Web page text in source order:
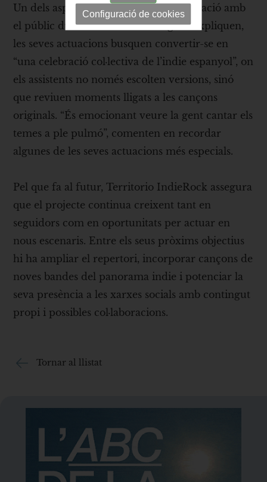
Un dels aspectes més destacats és la relació amb
el públic durant els concerts. Segons expliquen,
les seves actuacions busquen convertir-se en
“una celebració col·lectiva de l’indie espanyol”, on
els assistents no només escolten versions, sinó
que reviuen moments lligats a les cançons
originals. “És emocionant veure la gent cantar els
temes a ple pulmó”, comenten en recordar
algunes de les seves actuacions més especials.
Pel que fa al futur, Territorio IndieRock assegura
que el projecte continua creixent tant en
seguidors com en oportunitats per actuar en
nous escenaris. Entre els seus pròxims objectius
hi ha ampliar el repertori, incorporar cançons de
noves bandes del panorama indie i potenciar la
seva presència a les xarxes socials amb contingut
propi i possibles col·laboracions.
Tornar al llistat
Configuració de cookies